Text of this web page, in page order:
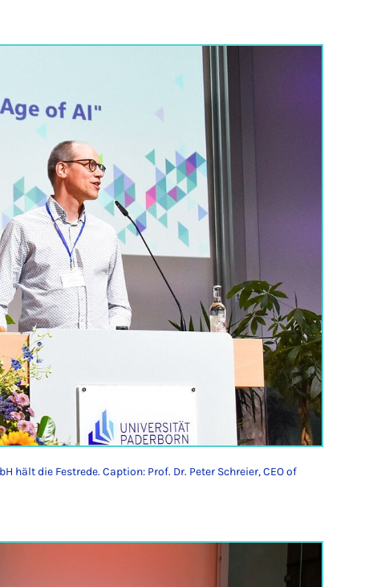
hält die Festrede. Caption: Prof. Dr. Peter Schreier, CEO of